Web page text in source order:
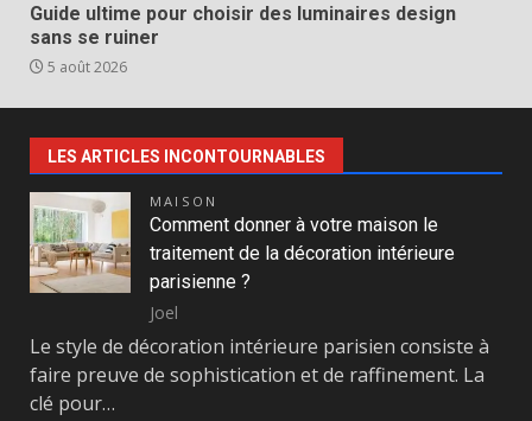
Guide ultime pour choisir des luminaires design
sans se ruiner
5 août 2026
LES ARTICLES INCONTOURNABLES
MAISON
Comment donner à votre maison le
traitement de la décoration intérieure
parisienne ?
Joel
Le style de décoration intérieure parisien consiste à
faire preuve de sophistication et de raffinement. La
clé pour…